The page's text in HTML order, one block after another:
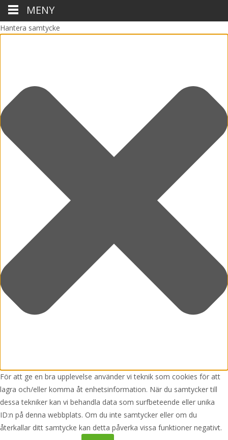
Hantera samtycke
För att ge en bra upplevelse använder vi teknik som cookies för att
lagra och/eller komma åt enhetsinformation. När du samtycker till
dessa tekniker kan vi behandla data som surfbeteende eller unika
ID:n på denna webbplats. Om du inte samtycker eller om du
återkallar ditt samtycke kan detta påverka vissa funktioner negativt.
MENY